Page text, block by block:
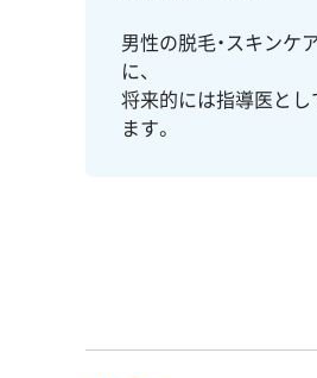
男性の脱毛・スキンケ
に、
将来的には指導医とし
ます。